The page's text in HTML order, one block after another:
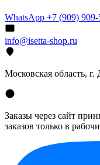
WhatsApp +7 (909) 909-
info@isetta-shop.ru
Московская область, г.
Заказы через сайт
заказов только в